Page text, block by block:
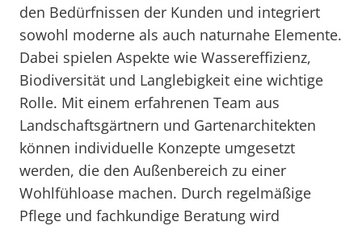
den Bedürfnissen der Kunden und integriert
sowohl moderne als auch naturnahe Elemente.
Dabei spielen Aspekte wie Wassereffizienz,
Biodiversität und Langlebigkeit eine wichtige
Rolle. Mit einem erfahrenen Team aus
Landschaftsgärtnern und Gartenarchitekten
können individuelle Konzepte umgesetzt
werden, die den Außenbereich zu einer
Wohlfühloase machen. Durch regelmäßige
Pflege und fachkundige Beratung wird